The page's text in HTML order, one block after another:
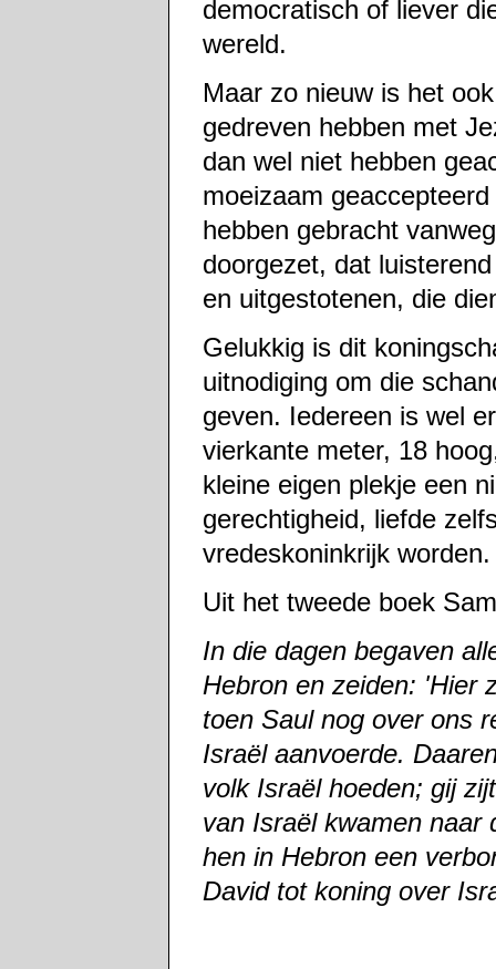
democratisch of liever
wereld.
Maar zo nieuw is het
gedreven hebben met
dan wel niet hebben
moeizaam
hebben gebracht
doorgezet, dat
en uitgestotenen, die
Gelukkig is dit
uitnodiging om die
geven. Iedereen is wel
vierkante meter, 18
kleine eigen plekje een
gerechtigheid, liefde
vredeskoninkrijk
Uit het tweede boek
In die dagen begaven
Hebron en zeiden: 'Hier
toen Saul nog over ons
Israël aanvoerde.
volk Israël hoeden; gij
van Israël kwamen naar
hen in Hebron een
David tot koning over